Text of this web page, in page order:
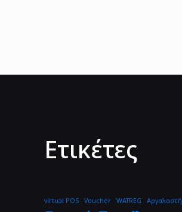
Ετικέτες
virtual POS Voucher WATREG Αργαλαστή